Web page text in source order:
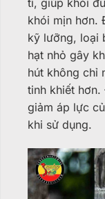
ti, giúp khói
khói mịn hơn.
kỹ lưỡng, loại
hạt nhỏ gây
hút không chỉ
tinh khiết
giảm áp lực
khi sử dụng.